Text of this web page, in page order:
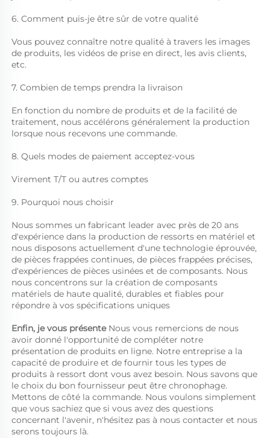
6. Comment puis-je être sûr de votre qualité
Vous pouvez connaître notre qualité à travers les images
de produits, les vidéos de prise en direct, les avis clients,
etc.
7. Combien de temps prendra la livraison
En fonction du nombre de produits et de la facilité de
traitement, nous accélérons généralement la production
lorsque nous recevons une commande.
8. Quels modes de paiement acceptez-vous
Virement T/T ou autres comptes
9. Pourquoi nous choisir
Nous sommes un fabricant leader avec près de 20 ans
d'expérience dans la production de ressorts en matériel et
nous disposons actuellement d'une technologie éprouvée,
de pièces frappées continues, de pièces frappées précises,
d'expériences de pièces usinées et de composants. Nous
nous concentrons sur la création de composants
matériels de haute qualité, durables et fiables pour
répondre à vos spécifications uniques
Enfin, je vous présente Nous vous remercions de nous
avoir donné l'opportunité de compléter notre
présentation de produits en ligne. Notre entreprise a la
capacité de produire et de fournir tous les types de
produits à ressort dont vous avez besoin. Nous savons que
le choix du bon fournisseur peut être chronophage.
Mettons de côté la commande. Nous voulons simplement
que vous sachiez que si vous avez des questions
concernant l'avenir, n'hésitez pas à nous contacter et nous
serons toujours là.